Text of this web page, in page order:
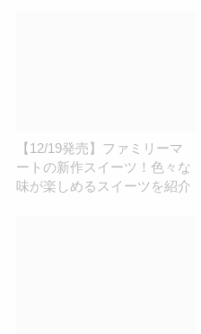
【12/19発売】ファミリーマ
ートの新作スイーツ！色々な
味が楽しめるスイーツを紹介